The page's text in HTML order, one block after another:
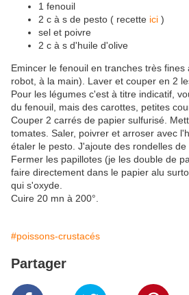
1 fenouil
2 c à s de pesto ( recette ici )
sel et poivre
2 c à s d'huile d'olive
Emincer le fenouil en tranches très fines
robot, à la main). Laver et couper en 2
Pour les légumes c'est à titre indicatif,
du fenouil, mais des carottes, petites
Couper 2 carrés de papier sulfurisé.
tomates. Saler, poivrer et arroser avec
étaler le pesto. J'ajoute des rondelles de
Fermer les papillotes (je les double de
faire directement dans le papier alu
qui s'oxyde.
Cuire 20 mn à 200°.
#poissons-crustacés
Partager